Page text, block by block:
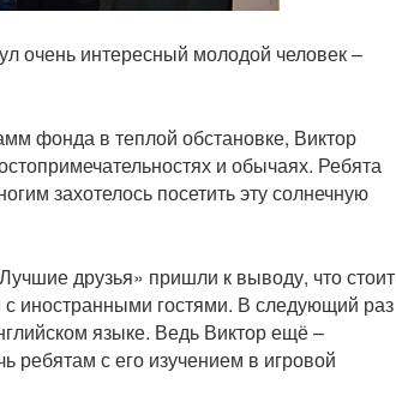
очень интересный молодой человек –
фонда в теплой обстановке, Виктор
и обычаях. Ребята
захотелось посетить эту солнечную
друзья» пришли к выводу, что стоит
с иностранными гостями. В следующий раз
языке. Ведь Виктор ещё –
ребятам с его изучением в игровой